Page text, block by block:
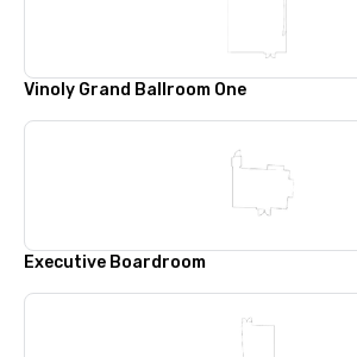
Vinoly Grand Ballroom One
Executive Boardroom